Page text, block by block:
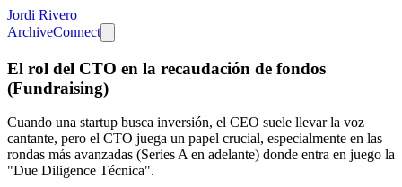
Jordi Rivero
ArchiveConnect
El rol del CTO en la recaudación de fondos
(Fundraising)
Cuando una startup busca inversión, el CEO suele llevar la voz
cantante, pero el CTO juega un papel crucial, especialmente en las
rondas más avanzadas (Series A en adelante) donde entra en juego la
"Due Diligence Técnica".